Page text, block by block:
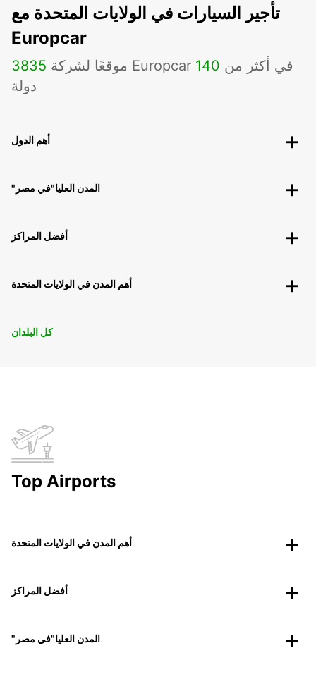
تأجير السيارات في الولايات المتحدة مع
Europcar
3835 موقعًا لشركة Europcar في أكثر من 140
دولة
أهم الدول
"المدن العليا"في مصر
أفضل المراكز
أهم المدن في الولايات المتحدة
كل البلدان
Top Airports
أهم المدن في الولايات المتحدة
أفضل المراكز
"المدن العليا"في مصر